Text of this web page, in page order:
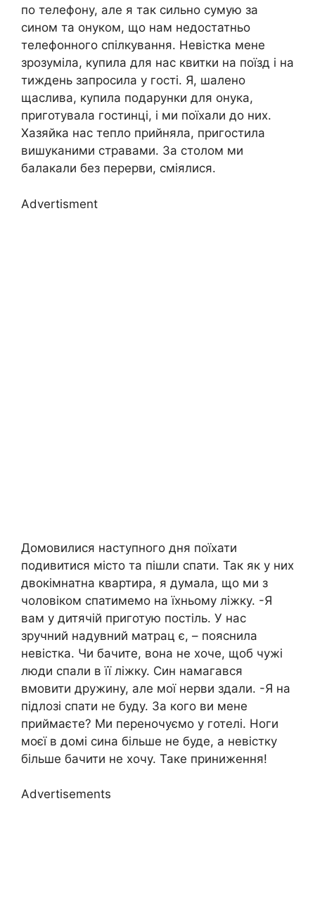
по телефону, але я так сильно сумую за
сином та онуком, що нам недостатньо
телефонного спілкування. Невістка мене
зрозуміла, купила для нас квитки на поїзд і на
тиждень запросила у гості. Я, шалено
щаслива, купила подарунки для онука,
приготувала гостинці, і ми поїхали до них.
Хазяйка нас тепло прийняла, пригостила
вишуканими стравами. За столом ми
балакали без перерви, сміялися.
Advertisment
Домовилися наступного дня поїхати
подивитися місто та пішли спати. Так як у них
двокімнатна квартира, я думала, що ми з
чоловіком спатимемо на їхньому ліжку. -Я
вам у дитячій приготую постіль. У нас
зручний надувний матрац є, – пояснила
невістка. Чи бачите, вона не хоче, щоб чужі
люди спали в її ліжку. Син намагався
вмовити дружину, але мої нерви здали. -Я на
підлозі спати не буду. За кого ви мене
приймаєте? Ми переночуємо у готелі. Ноги
моєї в домі сина більше не буде, а невістку
більше бачити не хочу. Таке приниження!
Advertisements